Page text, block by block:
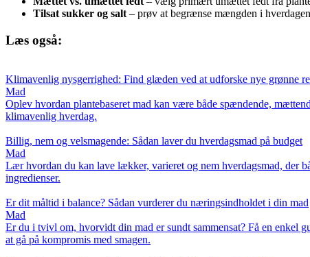
Tilsat sukker og salt – prøv at begrænse mængden i
Læs også:
Klimavenlig nysgerrighed: Find glæden ved at udforske nye grønne
Mad
Oplev hvordan plantebaseret mad kan være både spændende,
klimavenlig hverdag.
Billig, nem og velsmagende: Sådan laver du hverdagsmad på budget
Mad
Lær hvordan du kan lave lækker, varieret og nem hverdagsmad, der
ingredienser.
Er dit måltid i balance? Sådan vurderer du næringsindholdet i din mad
Mad
Er du i tvivl om, hvorvidt din mad er sundt sammensat? Få en enkel
at gå på kompromis med smagen.